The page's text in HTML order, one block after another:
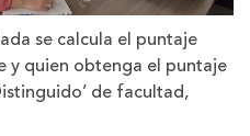
se calcula el puntaje
y quien obtenga el puntaje
de facultad,